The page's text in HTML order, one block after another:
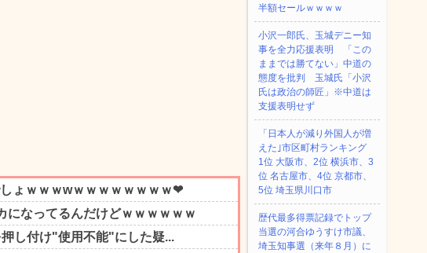
半額セールｗｗｗｗ
小沢一郎氏、玉城デニー知
事を全力応援表明 「この
ままでは勝てない」中道の
態度を批判 玉城氏「小沢
氏は政治の師匠」※中道は
支援表明せず
「日本人が減り外国人が増
えた｣市区町村ランキング
1位 大阪市、2位 横浜市、3
位 名古屋市、4位 京都市、
5位 埼玉県川口市
歴代最多得票記録でトップ
当選の河合ゆうすけ市議、
埼玉知事選（来年８月）に